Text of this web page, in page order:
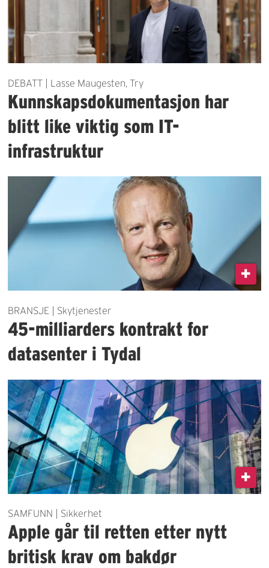
DEBATT | Lasse Maugesten, Try
Kunnskapsdokumentasjon har
blitt like viktig som IT-
infrastruktur
BRANSJE | Skytjenester
45-milliarders kontrakt for
datasenter i Tydal
SAMFUNN | Sikkerhet
Apple går til retten etter nytt
britisk krav om bakdør